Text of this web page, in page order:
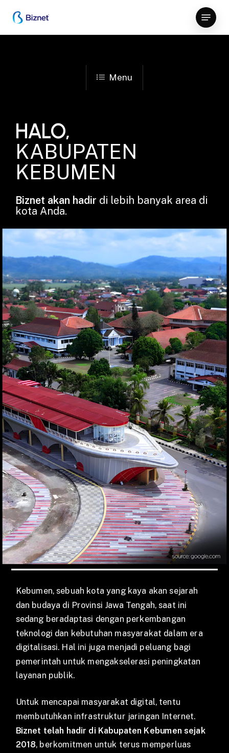
main
Menu
Menu
HALO,
KABUPATEN
KEBUMEN
Biznet akan hadir di lebih banyak area di
kota Anda.
Kebumen, sebuah kota yang kaya akan sejarah
dan budaya di Provinsi Jawa Tengah, saat ini
sedang beradaptasi dengan perkembangan
teknologi dan kebutuhan masyarakat dalam era
digitalisasi. Hal ini juga menjadi peluang bagi
pemerintah untuk mengakselerasi peningkatan
layanan publik.
Untuk mencapai masyarakat digital, tentu
membutuhkan infrastruktur jaringan Internet.
Biznet telah hadir di Kabupaten Kebumen sejak
2018, berkomitmen untuk terus memperluas